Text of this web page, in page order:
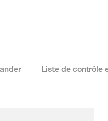
Liste de contrôle